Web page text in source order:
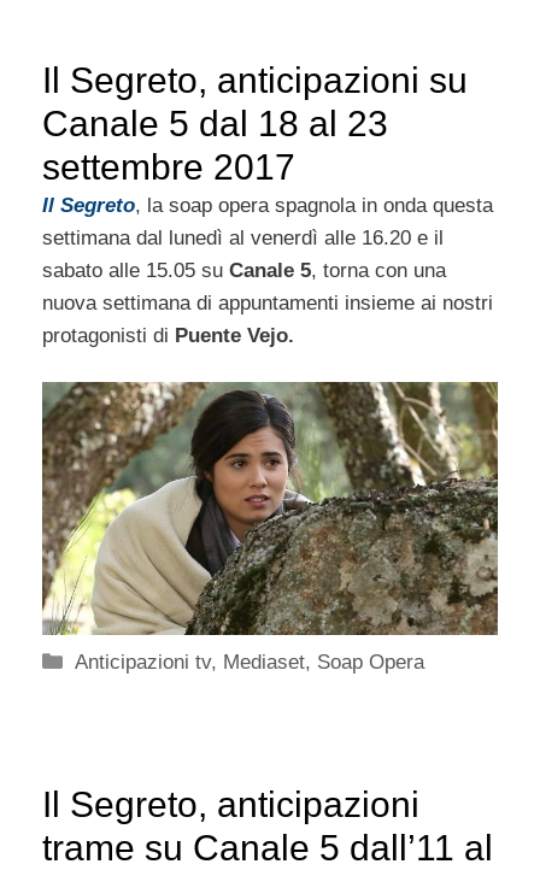
Il Segreto, anticipazioni su
Canale 5 dal 18 al 23
settembre 2017
Il Segreto, la soap opera spagnola in onda questa
settimana dal lunedì al venerdì alle 16.20 e il
sabato alle 15.05 su Canale 5, torna con una
nuova settimana di appuntamenti insieme ai nostri
protagonisti di Puente Vejo.
Categorie
Anticipazioni tv, Mediaset, Soap Opera
Il Segreto, anticipazioni
trame su Canale 5 dall’11 al